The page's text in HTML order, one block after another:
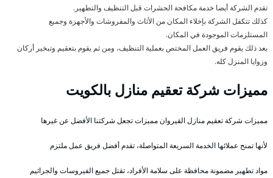
تقدم الشركة أيضا خدمة مكافحة الحشرات قبل التنظيف والتطهير.
كذلك تتكفل الشركة بإخلاء المكان من الأثاث والمفروشات والأجهزة وجميع
المستلزمات الموجودة في المكان.
بعد ذلك يقوم فريق العمل المختص بعملية التنظيف، ومن ثم يقوم بتعقيم وتبخير أركان
وزوايا المنزل كله.
مميزات شركة تعقيم منازل بالكويت
مميزات شركة تعقيم منازل القيروان مميزات تجعل شركتنا الأفضل عن غيرها
لأنها تمنح عملائها الخدمة السريعة المتواصلة، تقدم أفضل فريق عمل ملتزم
مواد تطهير مضمونة محافظة على سلامة الأفراد، تقتل جميع الفيروسات والجراثيم